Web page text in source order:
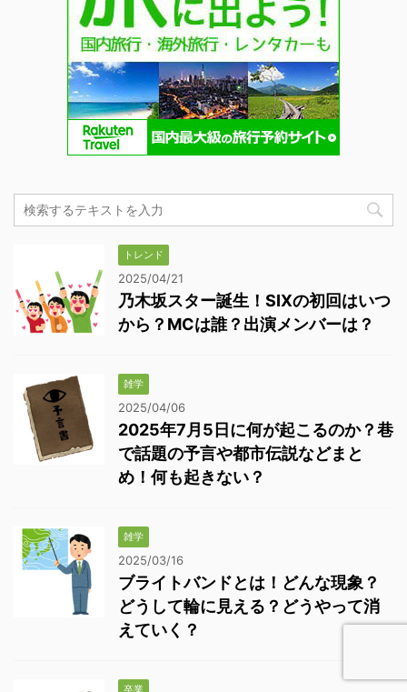
トレンド
2025/04/21
乃木坂スター誕生！SIXの初回はいつ
から？MCは誰？出演メンバーは？
雑学
2025/04/06
2025年7月5日に何が起こるのか？巷
で話題の予言や都市伝説などまと
め！何も起きない？
雑学
2025/03/16
ブライトバンドとは！どんな現象？
どうして輪に見える？どうやって消
えていく？
卒業